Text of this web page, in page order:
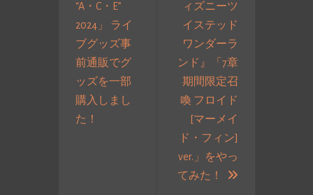
“A・C・E”
2024」 ライ
ブグッズ事
前通販でグ
ッズを一部
購入しまし
た！
ィズニーツ
イステッド
ワンダーラ
ンド』「7章
期間限定召
喚 フロイド
[マーメイ
ド・フィン]
ver.」をやっ
てみた！
次